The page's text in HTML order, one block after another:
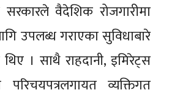
वैदेशिक रोजगारीमा
उपलब्ध गराएका सुविधाबारे
। साथै राहदानी, इमिरेट्स
व्यक्तिगत